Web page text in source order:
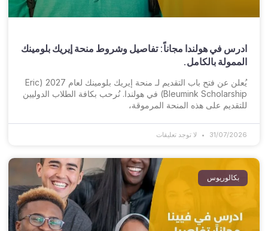
ادرس في هولندا مجاناً: تفاصيل وشروط منحة إيريك بلومينك
الممولة بالكامل.
يُعلن عن فتح باب التقديم لـ منحة إيريك بلومينك لعام 2027 (Eric
Bleumink Scholarship) في هولندا. نُرحب بكافة الطلاب الدوليين
للتقديم على هذه المنحة المرموقة،
31/07/2026 لا توجد تعليقات
بكالوريوس